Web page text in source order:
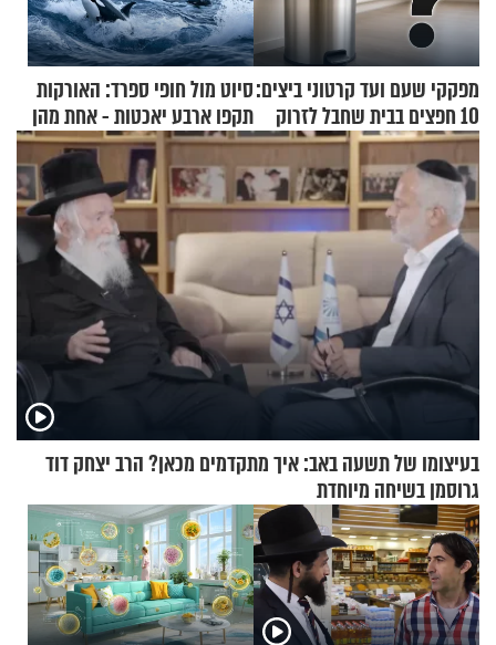
מפקקי שעם ועד קרטוני ביצים:
10 חפצים בבית שחבל לזרוק
לפח
סיוט מול חופי ספרד: האורקות
תקפו ארבע יאכטות - אחת מהן
טבעה
בעיצומו של תשעה באב: איך מתקדמים מכאן? הרב יצחק דוד
גרוסמן בשיחה מיוחדת